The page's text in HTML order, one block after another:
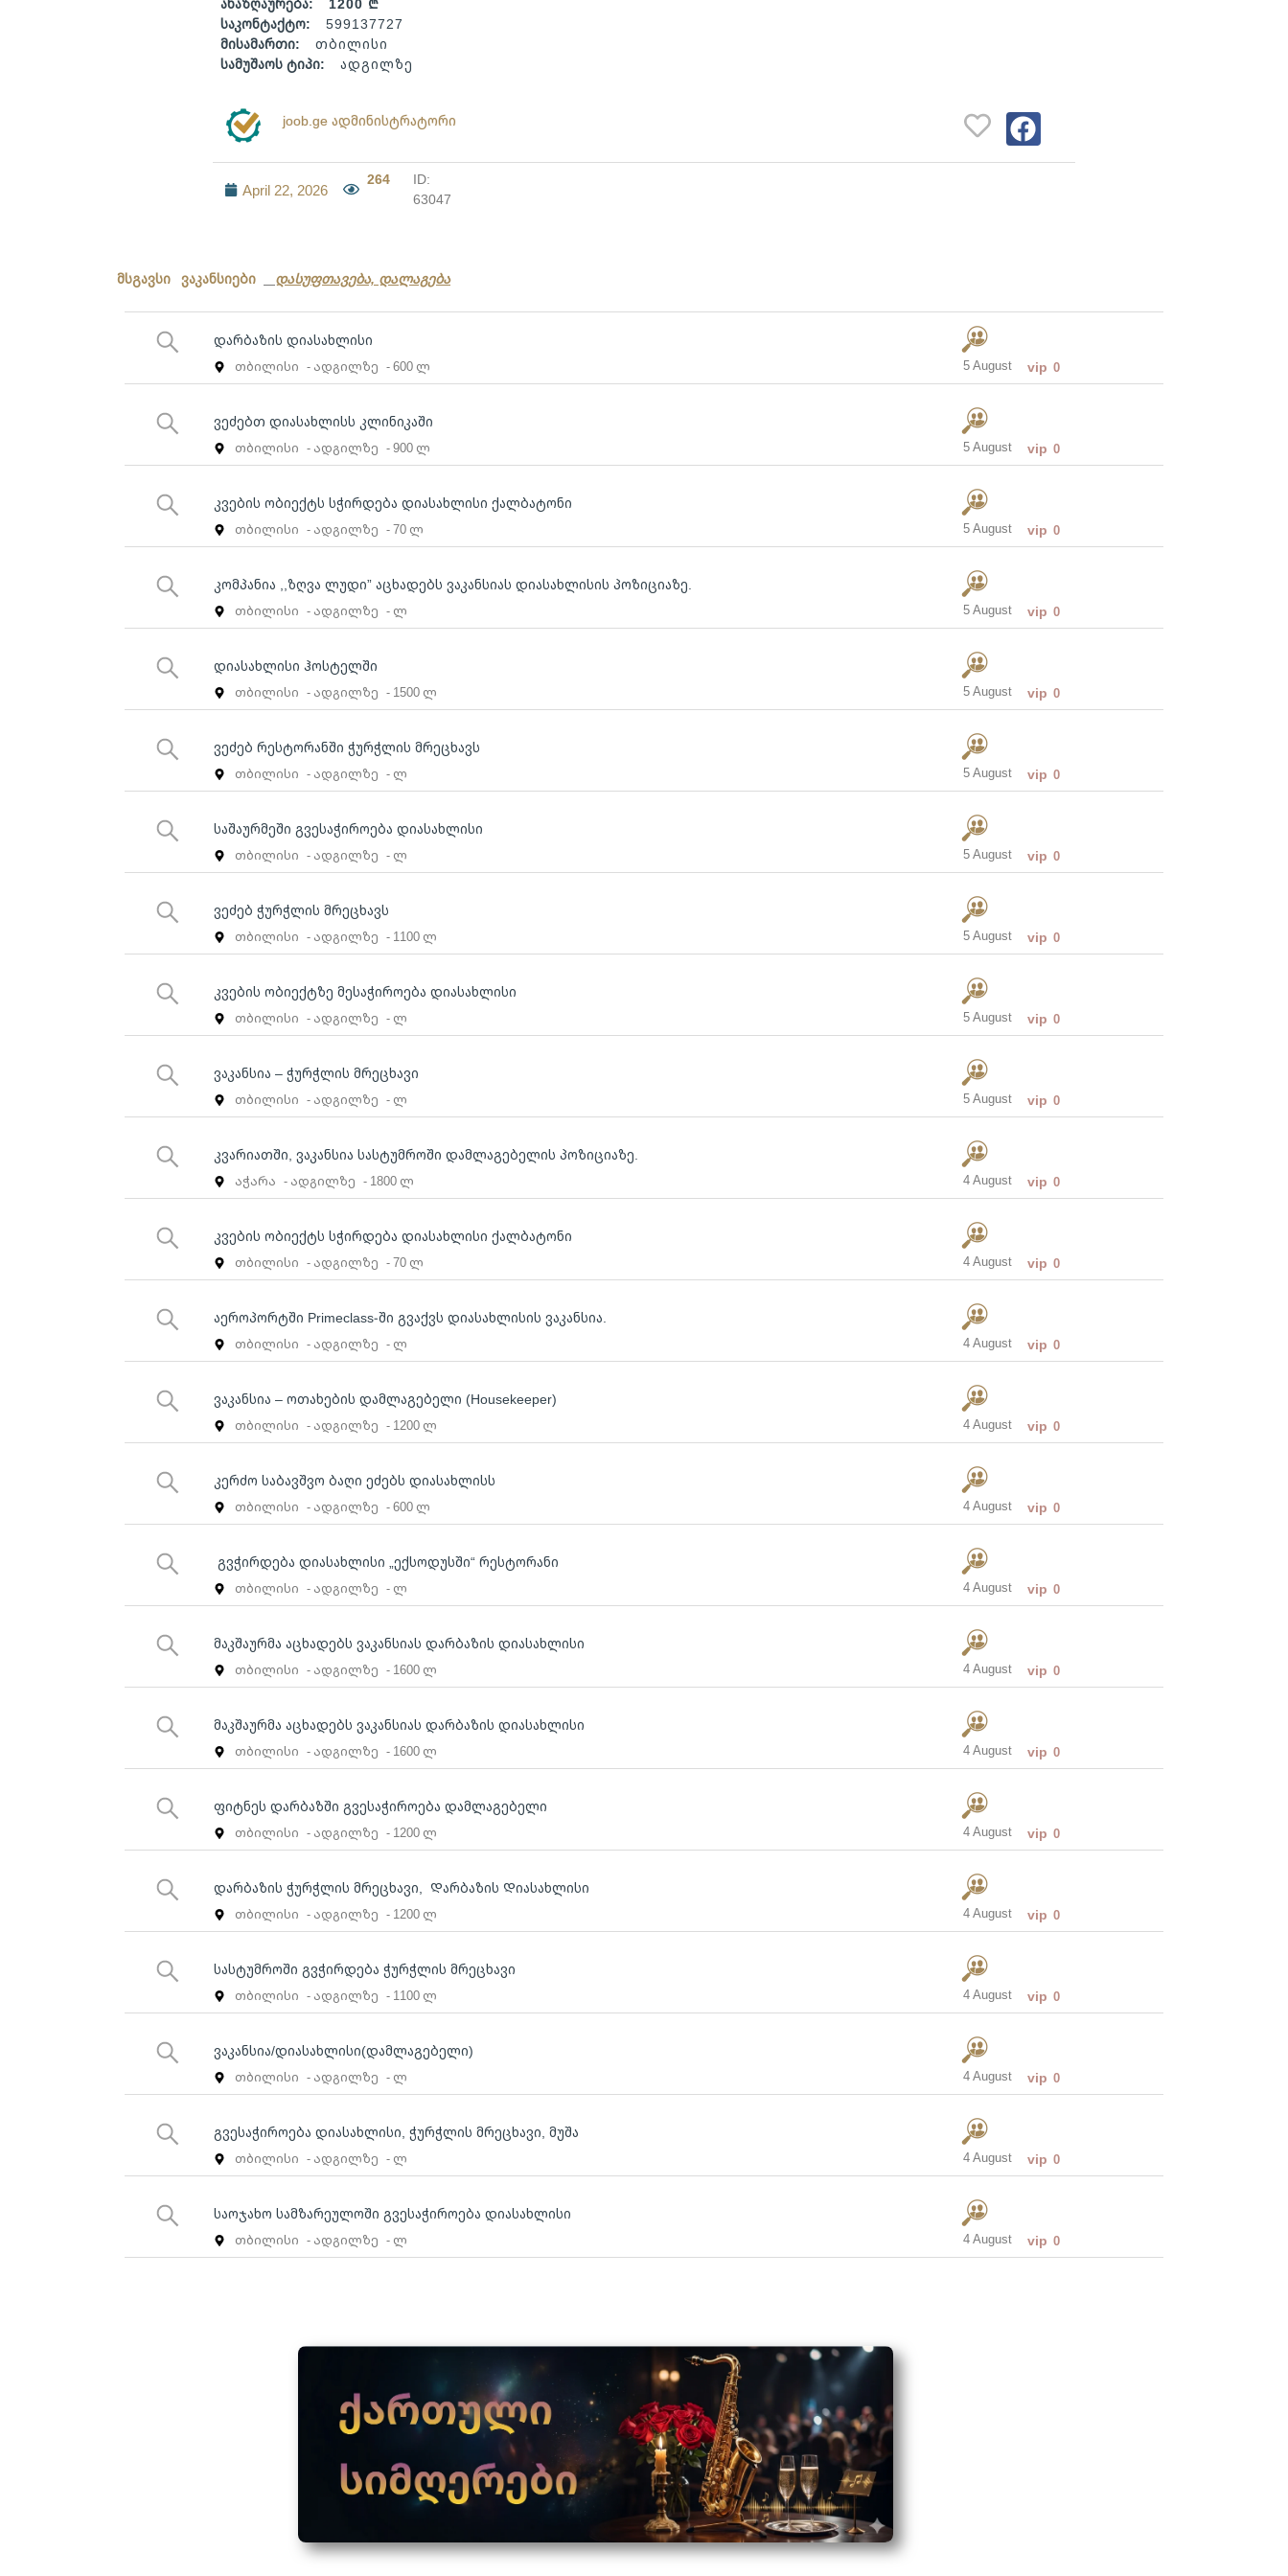
საკონტაქტო:
599137727
მისამართი:
თბილისი
სამუშაოს ტიპი:
ადგილზე
joob.ge ადმინისტრატორი
April 22, 2026
264
ID:
63047
მსგავსი ვაკანსიები დასუფთავება, დალაგება
დარბაზის დიასახლისი
თბილისი - ადგილზე - 600 ლ 5 August vip 0
ვეძებთ დიასახლისს კლინიკაში
თბილისი - ადგილზე - 900 ლ 5 August vip 0
კვების ობიექტს სჭირდება დიასახლისი ქალბატონი
თბილისი - ადგილზე - 70 ლ 5 August vip 0
კომპანია ,,ზღვა ლუდი” აცხადებს ვაკანსიას დიასახლისის პოზიციაზე.
თბილისი - ადგილზე - ლ 5 August vip 0
დიასახლისი ჰოსტელში
თბილისი - ადგილზე - 1500 ლ 5 August vip 0
ვეძებ რესტორანში ჭურჭლის მრეცხავს
თბილისი - ადგილზე - ლ 5 August vip 0
საშაურმეში გვესაჭიროება დიასახლისი
თბილისი - ადგილზე - ლ 5 August vip 0
ვეძებ ჭურჭლის მრეცხავს
თბილისი - ადგილზე - 1100 ლ 5 August vip 0
კვების ობიექტზე მესაჭიროება დიასახლისი
თბილისი - ადგილზე - ლ 5 August vip 0
ვაკანსია – ჭურჭლის მრეცხავი
თბილისი - ადგილზე - ლ 5 August vip 0
კვარიათში, ვაკანსია სასტუმროში დამლაგებელის პოზიციაზე.
აჭარა - ადგილზე - 1800 ლ 4 August vip 0
კვების ობიექტს სჭირდება დიასახლისი ქალბატონი
თბილისი - ადგილზე - 70 ლ 4 August vip 0
აეროპორტში Primeclass-ში გვაქვს დიასახლისის ვაკანსია.
თბილისი - ადგილზე - ლ 4 August vip 0
ვაკანსია – ოთახების დამლაგებელი (Housekeeper)
თბილისი - ადგილზე - 1200 ლ 4 August vip 0
კერძო საბავშვო ბაღი ეძებს დიასახლისს
თბილისი - ადგილზე - 600 ლ 4 August vip 0
გვჭირდება დიასახლისი „ექსოდუსში“ რესტორანი
თბილისი - ადგილზე - ლ 4 August vip 0
მაკშაურმა აცხადებს ვაკანსიას დარბაზის დიასახლისი
თბილისი - ადგილზე - 1600 ლ 4 August vip 0
მაკშაურმა აცხადებს ვაკანსიას დარბაზის დიასახლისი
თბილისი - ადგილზე - 1600 ლ 4 August vip 0
ფიტნეს დარბაზში გვესაჭიროება დამლაგებელი
თბილისი - ადგილზე - 1200 ლ 4 August vip 0
დარბაზის ჭურჭლის მრეცხავი, Დარბაზის Დიასახლისი
თბილისი - ადგილზე - 1200 ლ 4 August vip 0
სასტუმროში გვჭირდება ჭურჭლის მრეცხავი
თბილისი - ადგილზე - 1100 ლ 4 August vip 0
ვაკანსია/დიასახლისი(დამლაგებელი)
თბილისი - ადგილზე - ლ 4 August vip 0
გვესაჭიროება დიასახლისი, ჭურჭლის მრეცხავი, მუშა
თბილისი - ადგილზე - ლ 4 August vip 0
საოჯახო სამზარეულოში გვესაჭიროება დიასახლისი
თბილისი - ადგილზე - ლ 4 August vip 0